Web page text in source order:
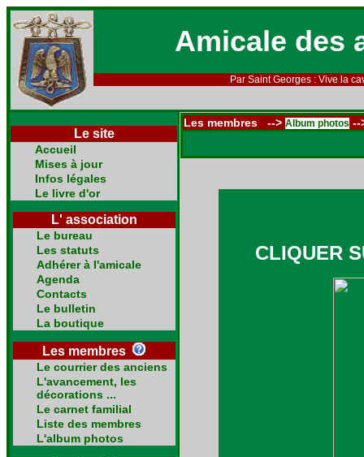
Amicale des
Par Saint Georges : Vive la
Le site
Accueil
Mises à jour
Infos légales
Le livre d'or
L' association
Le bureau
Les statuts
Adhérer à l'amicale
Agenda
Contacts
Le bulletin
La boutique
Les membres
Le courrier des anciens
L'avancement, les
décorations ...
Le carnet familial
Liste des membres
L'album photos
Les membres --> Album photos --
CLIQUER